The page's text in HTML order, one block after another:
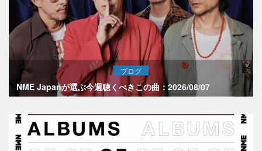
ブログ
NME Japanが選ぶ今週聴くべきこの曲：2026/08/07